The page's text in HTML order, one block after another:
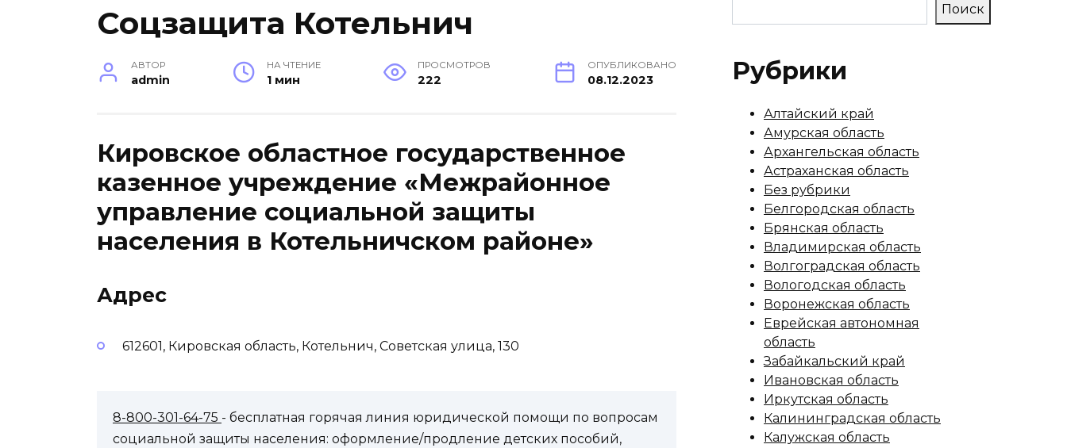
Соцзащита Котельнич
АВТОР
admin
НА ЧТЕНИЕ
1 мин
ПРОСМОТРОВ
222
ОПУБЛИКОВАНО
08.12.2023
Кировское областное государственное
казенное учреждение «Межрайонное
управление социальной защиты
населения в Котельничском районе»
Адрес
612601, Кировская область, Котельнич, Советская улица, 130
8-800-301-64-75 - бесплатная горячая линия юридической помощи по вопросам
социальной защиты населения: оформление/продление детских пособий,
Поиск
Рубрики
Алтайский край
Амурская область
Архангельская область
Астраханская область
Без рубрики
Белгородская область
Брянская область
Владимирская область
Волгоградская область
Вологодская область
Воронежская область
Еврейская автономная
область
Забайкальский край
Ивановская область
Иркутская область
Калининградская область
Калужская область